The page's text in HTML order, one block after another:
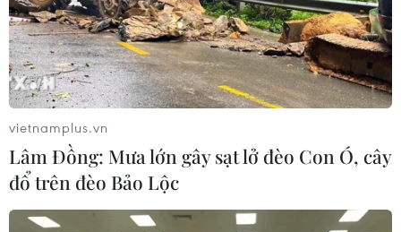
vietnamplus.vn
Lâm Đồng: Mưa lớn gây sạt lở đèo Con Ó, cây
đổ trên đèo Bảo Lộc